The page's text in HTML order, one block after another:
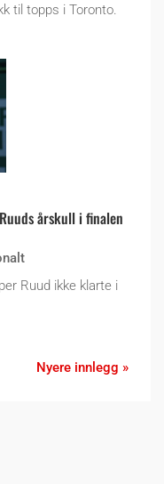
til topps i Toronto.
årskull i finalen
Ruud ikke klarte i
Nyere innlegg »